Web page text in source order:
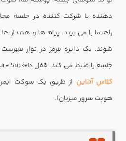
دهنده یا شرکت کننده در جلسه
راهنما را می بیند. پیام ها و هشدار
شوند. یک دایره قرمز در نوار
جلسه را ضبط می کند. قفل Secure Sockets نشان می دهد که این
کلاس آنلاین از طریق یک سوکت
هویت سرور میزبان).